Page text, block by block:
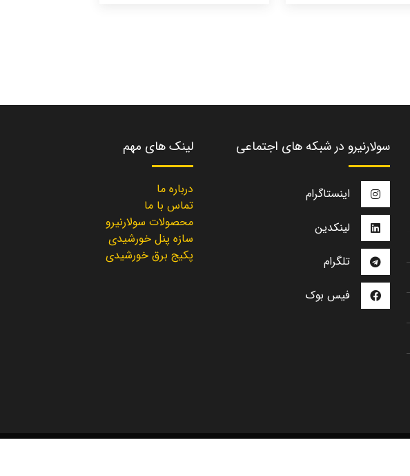
سولارنیرو در شبکه های اجتماعی
اینستاگرام
لینکدین
تلگرام
فیس بوک
لینک های مهم
درباره ما
تماس با ما
محصولات سولارنیرو
سازه پنل خورشیدی
پکیج برق خورشیدی